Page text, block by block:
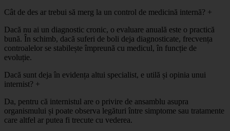
Cât de des ar trebui să merg la un control de medicină internă? +
Dacă nu ai un diagnostic cronic, o evaluare anuală este o practică
bună. În schimb, dacă suferi de boli deja diagnosticate, frecvența
controalelor se stabilește împreună cu medicul, în funcție de
evoluție.
Dacă sunt deja în evidența altui specialist, e utilă și opinia unui
internist? +
Da, pentru că internistul are o privire de ansamblu asupra
organismului și poate observa legături între simptome sau tratamente
care altfel ar putea fi trecute cu vederea.